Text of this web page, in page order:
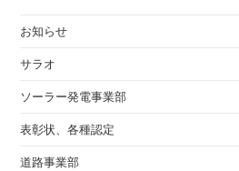
お知らせ
サラオ
ソーラー発電事業部
表彰状、各種認定
道路事業部